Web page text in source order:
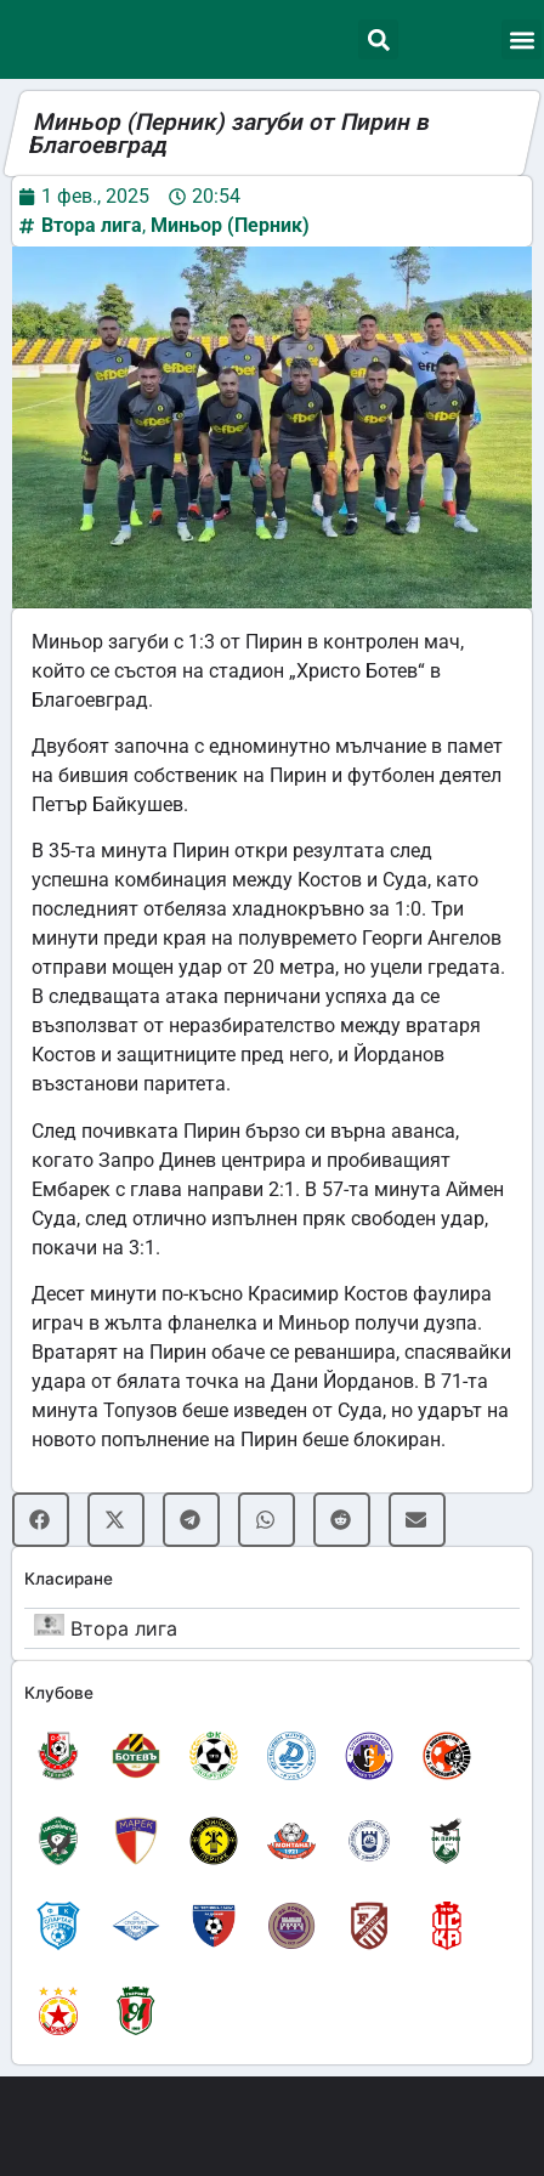
Класиране
Втора лига
Клубове
Миньор (Перник) загуби от Пирин в
Благоевград
1 фев., 2025
20:54
Втора лига, Миньор (Перник)
Миньор загуби с 1:3 от Пирин в контролен мач,
който се състоя на стадион „Христо Ботев“ в
Благоевград.
Двубоят започна с едноминутно мълчание в памет
на бившия собственик на Пирин и футболен деятел
Петър Байкушев.
В 35-та минута Пирин откри резултата след
успешна комбинация между Костов и Суда, като
последният отбеляза хладнокръвно за 1:0. Три
минути преди края на полувремето Георги Ангелов
отправи мощен удар от 20 метра, но уцели гредата.
В следващата атака перничани успяха да се
възползват от неразбирателство между вратаря
Костов и защитниците пред него, и Йорданов
възстанови паритета.
След почивката Пирин бързо си върна аванса,
когато Запро Динев центрира и пробиващият
Ембарек с глава направи 2:1. В 57-та минута Аймен
Суда, след отлично изпълнен пряк свободен удар,
покачи на 3:1.
Десет минути по-късно Красимир Костов фаулира
играч в жълта фланелка и Миньор получи дузпа.
Вратарят на Пирин обаче се реваншира, спасявайки
удара от бялата точка на Дани Йорданов. В 71-та
минута Топузов беше изведен от Суда, но ударът на
новото попълнение на Пирин беше блокиран.